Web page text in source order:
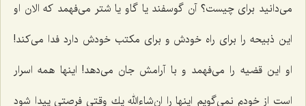
می‌دانید برای چیست؟ آن گوسفند یا گاو یا شتر می‌فهمد كه الان او
این ذبیحه را برای راه خودش و برای مكتب خودش دارد فدا می‌كند!
او این قضیه را می‌فهمد و با آرامش جان می‌دهد! اینها همه اسرار
است از خودم نمی‌گویم اینها را ان‌شاءالله یك وقتی فرصتی پیدا شود